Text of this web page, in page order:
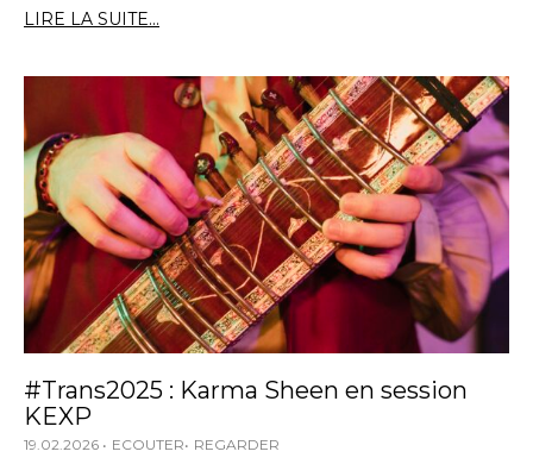
LIRE LA SUITE...
#Trans2025 : Karma Sheen en session
KEXP
19.02.2026 ECOUTER REGARDER